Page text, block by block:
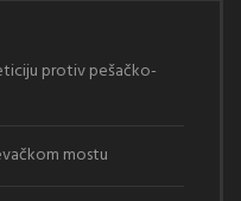
protiv pešačko-
mostu